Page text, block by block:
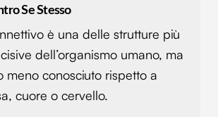
Se Stesso
è una delle strutture più
dell’organismo umano, ma
meno conosciuto rispetto a
cuore o cervello.